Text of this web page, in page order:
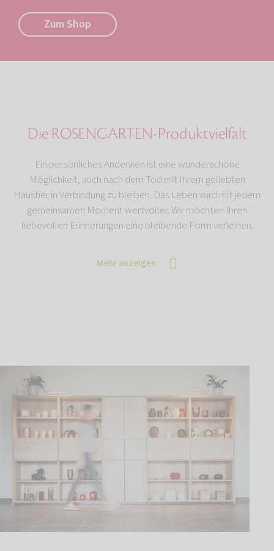
Zum Shop
Die ROSENGARTEN-Produktvielfalt
Ein persönliches Andenken ist eine wunderschöne
Möglichkeit, auch nach dem Tod mit Ihrem geliebten
Haustier in Verbindung zu bleiben. Das Leben wird mit jedem
gemeinsamen Moment wertvoller. Wir möchten Ihren
liebevollen Erinnerungen eine bleibende Form verleihen.
Mehr anzeigen